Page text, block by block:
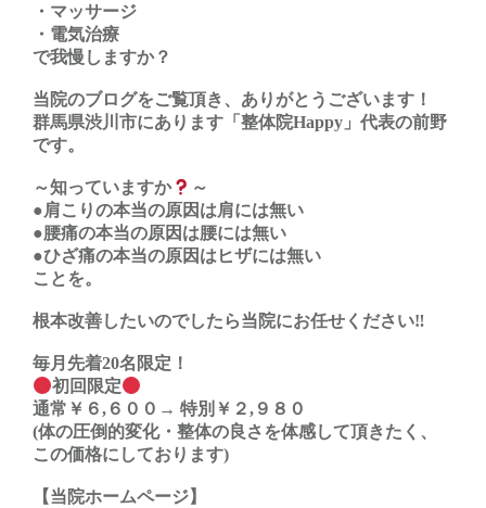
・マッサージ
・電気治療
で我慢しますか？
当院のブログをご覧頂き、ありがとうございます！
群馬県渋川市にあります「整体院Happy」代表の前野
です。
～知っていますか
～
●肩こりの本当の原因は肩には無い
●腰痛の本当の原因は腰には無い
●ひざ痛の本当の原因はヒザには無い
ことを。
根本改善したいのでしたら当院にお任せください‼︎
毎月先着20名限定！
初回限定
通常￥６,６００→ 特別￥２,９８０
(体の圧倒的変化・整体の良さを体感して頂きたく、
この価格にしております)
【当院ホームページ】